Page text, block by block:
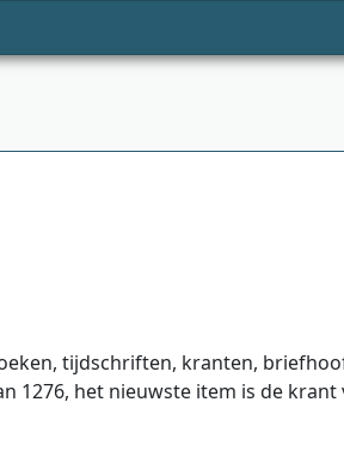
tijdschriften, kranten,
1276, het nieuwste item is de krant